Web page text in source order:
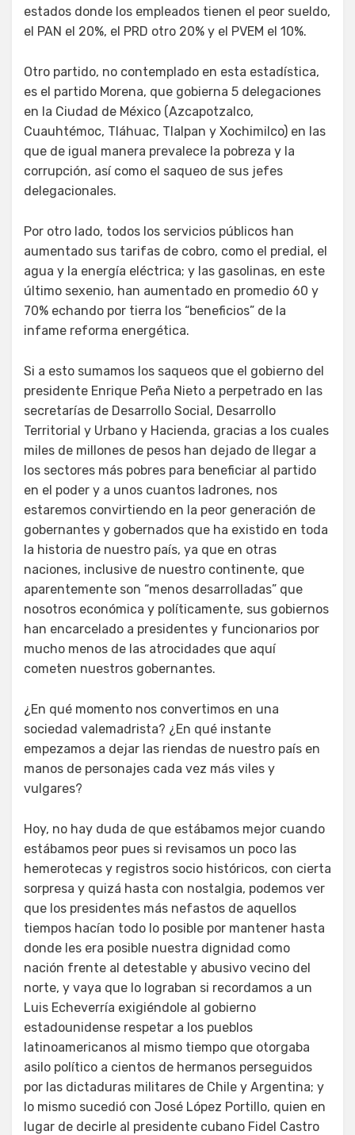
estados donde los empleados tienen el peor sueldo,
el PAN el 20%, el PRD otro 20% y el PVEM el 10%.
Otro partido, no contemplado en esta estadística,
es el partido Morena, que gobierna 5 delegaciones
en la Ciudad de México (Azcapotzalco,
Cuauhtémoc, Tláhuac, Tlalpan y Xochimilco) en las
que de igual manera prevalece la pobreza y la
corrupción, así como el saqueo de sus jefes
delegacionales.
Por otro lado, todos los servicios públicos han
aumentado sus tarifas de cobro, como el predial, el
agua y la energía eléctrica; y las gasolinas, en este
último sexenio, han aumentado en promedio 60 y
70% echando por tierra los “beneficios” de la
infame reforma energética.
Si a esto sumamos los saqueos que el gobierno del
presidente Enrique Peña Nieto a perpetrado en las
secretarías de Desarrollo Social, Desarrollo
Territorial y Urbano y Hacienda, gracias a los cuales
miles de millones de pesos han dejado de llegar a
los sectores más pobres para beneficiar al partido
en el poder y a unos cuantos ladrones, nos
estaremos convirtiendo en la peor generación de
gobernantes y gobernados que ha existido en toda
la historia de nuestro país, ya que en otras
naciones, inclusive de nuestro continente, que
aparentemente son “menos desarrolladas” que
nosotros económica y políticamente, sus gobiernos
han encarcelado a presidentes y funcionarios por
mucho menos de las atrocidades que aquí
cometen nuestros gobernantes.
¿En qué momento nos convertimos en una
sociedad valemadrista? ¿En qué instante
empezamos a dejar las riendas de nuestro país en
manos de personajes cada vez más viles y
vulgares?
Hoy, no hay duda de que estábamos mejor cuando
estábamos peor pues si revisamos un poco las
hemerotecas y registros socio históricos, con cierta
sorpresa y quizá hasta con nostalgia, podemos ver
que los presidentes más nefastos de aquellos
tiempos hacían todo lo posible por mantener hasta
donde les era posible nuestra dignidad como
nación frente al detestable y abusivo vecino del
norte, y vaya que lo lograban si recordamos a un
Luis Echeverría exigiéndole al gobierno
estadounidense respetar a los pueblos
latinoamericanos al mismo tiempo que otorgaba
asilo político a cientos de hermanos perseguidos
por las dictaduras militares de Chile y Argentina; y
lo mismo sucedió con José López Portillo, quien en
lugar de decirle al presidente cubano Fidel Castro